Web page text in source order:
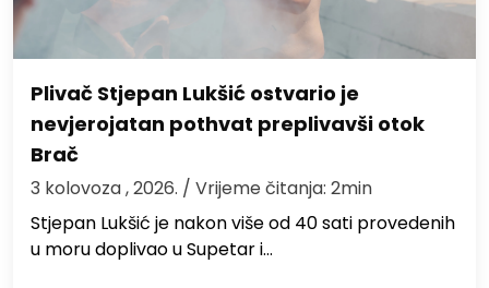
Plivač Stjepan Lukšić ostvario je
nevjerojatan pothvat preplivavši otok
Brač
3 kolovoza , 2026. / Vrijeme čitanja: 2min
St​jepan Lukšić je nakon više od 40 sati provedenih
u moru doplivao u Supetar i…